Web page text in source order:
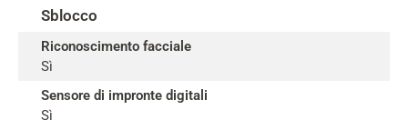
Sblocco
Riconoscimento facciale
Sì
Sensore di impronte digitali
Sì